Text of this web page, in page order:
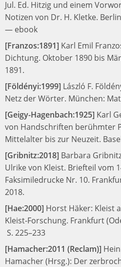
Jul. Ed. Hitzig und einem
Notizen von Dr. H. Kletke.
— ebook
[Franzos:1891] Karl Emil
Dichtung. Oktober 1890 bis
1891.
[Földényi:1999] László F.
Netz der Wörter. München:
[Geigy-Hagenbach:1925] Karl
von Handschriften berühmter
Mittelalter bis zur Neuzeit.
[Gribnitz:2018] Barbara
Ulrike von Kleist. Briefteil vom
Faksimiledrucke Nr. 10.
2018.
[Hae:2000] Horst Häker: Kleist
Kleist-Forschung. Frankfurt
S. 225–233
[Hamacher:2011 (Reclam)]
Hamacher (Hrsg.): Der